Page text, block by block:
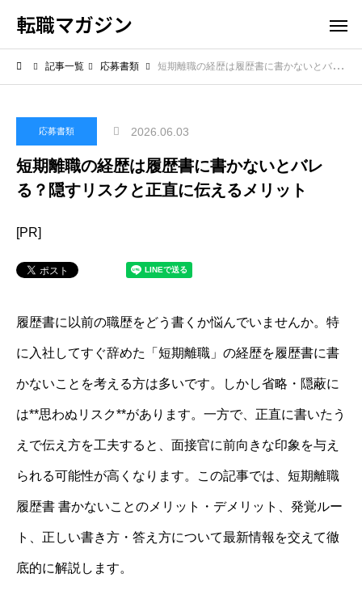
転職マガジン
記事一覧 応募書類 短期離職の経歴は履歴書に書かないとバレる？隠すリスクと正直に伝えるメリット
応募書類 2026.06.03
短期離職の経歴は履歴書に書かないとバレ
る？隠すリスクと正直に伝えるメリット
[PR]
履歴書に以前の職歴をどう書くか悩んでいませんか。特
に入社してすぐ辞めた「短期離職」の経歴を履歴書に書
かないことを考える方は多いです。しかし省略・隠蔽に
は**思わぬリスク**があります。一方で、正直に書いたう
えで伝え方を工夫すると、面接官に前向きな印象を与え
られる可能性が高くなります。この記事では、短期離職
履歴書 書かないことのメリット・デメリット、発覚ルー
ト、正しい書き方・答え方について最新情報を交えて徹
底的に解説します。